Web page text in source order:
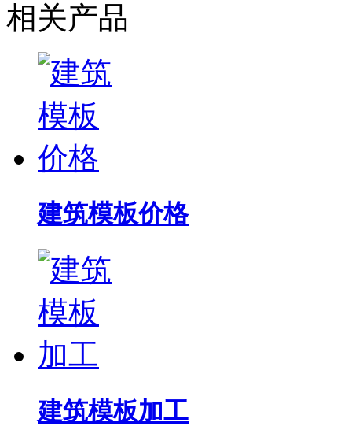
相关产品
建筑模板价格
建筑模板加工